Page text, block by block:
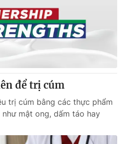
để trị cúm
trị cúm bằng các thực phẩm
mật ong, dấm táo hay